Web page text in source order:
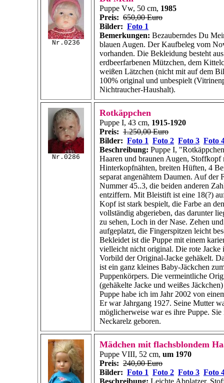
Nr.0236
Puppe Vw, 50 cm, 1985
Preis: 650,00 Euro
Bilder: Foto 1
Bemerkungen: Bezauberndes Du
blauen Augen. Der Kaufbeleg vom
vorhanden. Die Bekleidung besteht
erdbeerfarbenen Mützchen, dem
weißen Lätzchen (nicht mit auf dem
100% original und unbespielt
Nichtraucher-Haushalt).
Nr.0286
Rotkäppchen
Puppe I, 43 cm, 1915-1920
Preis: 1.250,00 Euro
Bilder: Foto 1 Foto 2 Foto 3 Foto
Beschreibung: Puppe I,
Haaren und braunen Augen, Stoffkopf
Hinterkopfnähten, breiten Hüften, 4
separat angenähtem Daumen. Auf der
Nummer 45..3, die beiden anderen
entziffern. Mit Bleistift ist eine 18(?)
Kopf ist stark bespielt, die Farbe an
vollständig abgerieben, das darunter
zu sehen, Loch in der Nase. Zehen
aufgeplatzt, die Fingerspitzen leicht
Bekleidet ist die Puppe mit einem
vielleicht nicht original. Die rote Jacke
Vorbild der Original-Jacke gehäkelt.
ist ein ganz kleines Baby-Jäckchen
Puppenkörpers. Die vermeintliche
(gehäkelte Jacke und weißes
Puppe habe ich im Jahr 2002 von
Er war Jahrgang 1927. Seine Mutter
möglicherweise war es ihre Puppe.
Neckarelz geboren.
Mädchen mit flachsblondem
Puppe VIII, 52 cm, um 1970
Preis: 240,00 Euro
Bilder: Foto 1 Foto 2 Foto 3 Foto
Beschreibung: Leichte Abplatzer,